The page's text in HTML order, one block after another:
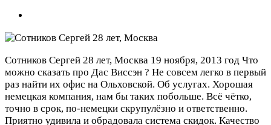
Сотников Сергей 28 лет, Москва 19 ноября, 2013 год Что
можно сказать про Дас Виссэн ? Не совсем легко в первый
раз найти их офис на Ольховской. Об услугах. Хорошая
немецкая компания, нам бы таких побольше. Всё чётко,
точно в срок, по-немецки скрупулёзно и ответственно.
Приятно удивила и обрадовала система скидок. Качество